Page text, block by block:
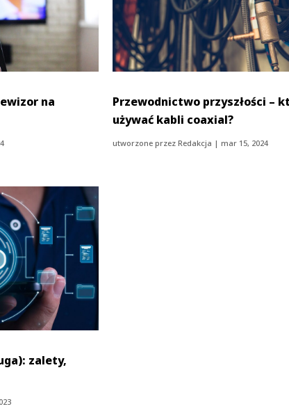
na
Przewodnictwo przyszłości –
używać kabli coaxial?
utworzone przez Redakcja | mar 15, 2024
zalety,